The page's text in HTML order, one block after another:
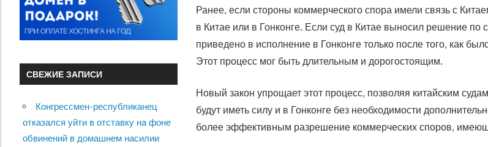
Ранее, если стороны коммерческого спора имели связь с
в Китае или в Гонконге. Если суд в Китае выносил решение по
приведено в исполнение в Гонконге только после того, как
Этот процесс мог быть длительным и дорогостоящим.
Новый закон упрощает этот процесс, позволяя китайским
будут иметь силу и в Гонконге без необходимости
более эффективным разрешение коммерческих споров,
СВЕЖИЕ ЗАПИСИ
Конгрессмен-республиканец
отказался уйти в отставку на фоне
обвинений в домашнем насилии